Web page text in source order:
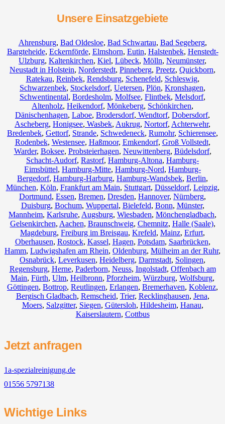
Unsere Einsatzgebiete
Ahrensburg, Bad Oldesloe, Bad Schwartau, Bad Segeberg,
Bargteheide, Eckernförde, Elmshorn, Eutin, Halstenbek, Henstedt-
Ulzburg, Kaltenkirchen, Kiel, Lübeck, Mölln, Neumünster,
Neustadt in Holstein, Norderstedt, Pinneberg, Preetz, Quickborn,
Ratekau, Reinbek, Rendsburg, Schenefeld, Schleswig,
Schwarzenbek, Stockelsdorf, Uetersen, Plön, Kronshagen,
Schwentinental, Bordesholm, Molfsee, Flintbek, Melsdorf,
Altenholz, Heikendorf, Mönkeberg, Schönkirchen,
Dänischenhagen, Laboe, Brodersdorf, Wendtorf, Dobersdorf,
Ascheberg, Honigsee, Wasbek, Aukrug, Nortorf, Achterwehr,
Bredenbek, Gettorf, Strande, Schwedeneck, Rumohr, Schierensee,
Rodenbek, Westensee, Haßmoor, Emkendorf, Groß Vollstedt,
Warder, Boksee, Probsteierhagen, Neuwittenberg, Büdelsdorf,
Schacht-Audorf, Rastorf, Hamburg-Altona, Hamburg-
Eimsbüttel, Hamburg-Mitte, Hamburg-Nord, Hamburg-
Bergedorf, Hamburg-Harburg, Hamburg-Wandsbek, Berlin,
München, Köln, Frankfurt am Main, Stuttgart, Düsseldorf, Leipzig,
Dortmund, Essen, Bremen, Dresden, Hannover, Nürnberg,
Duisburg, Bochum, Wuppertal, Bielefeld, Bonn, Münster,
Mannheim, Karlsruhe, Augsburg, Wiesbaden, Mönchengladbach,
Gelsenkirchen, Aachen, Braunschweig, Chemnitz⁠, Halle (Saale),
Magdeburg, Freiburg im Breisgau, Krefeld, Mainz, Erfurt,
Oberhausen, Rostock, Kassel, Hagen, Potsdam, Saarbrücken,
Hamm, Ludwigshafen am Rhein, Oldenburg, Mülheim an der Ruhr,
Osnabrück, Leverkusen, Heidelberg, Darmstadt, Solingen,
Regensburg, Herne, Paderborn, Neuss, Ingolstadt, Offenbach am
Main, Fürth, Ulm, Heilbronn, Pforzheim, Würzburg, Wolfsburg,
Göttingen, Bottrop, Reutlingen, Erlangen, Bremerhaven, Koblenz,
Bergisch Gladbach, Remscheid, Trier, Recklinghausen, Jena,
Moers, Salzgitter, Siegen, Gütersloh, Hildesheim, Hanau,
Kaiserslautern, Cottbus
Jetzt anfragen
1a-spezialreinigung.de
01556 5797138
Wichtige Links